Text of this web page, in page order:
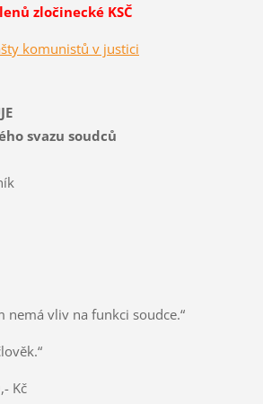
zločinecké KSČ
komunistů v justici
svazu soudců
nemá vliv na funkci soudce.“
Kč